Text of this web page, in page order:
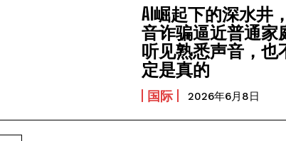
AI崛起下的深水井
音诈骗逼近普通家
听见熟悉声音，也
定是真的
国际 2026年6月8日